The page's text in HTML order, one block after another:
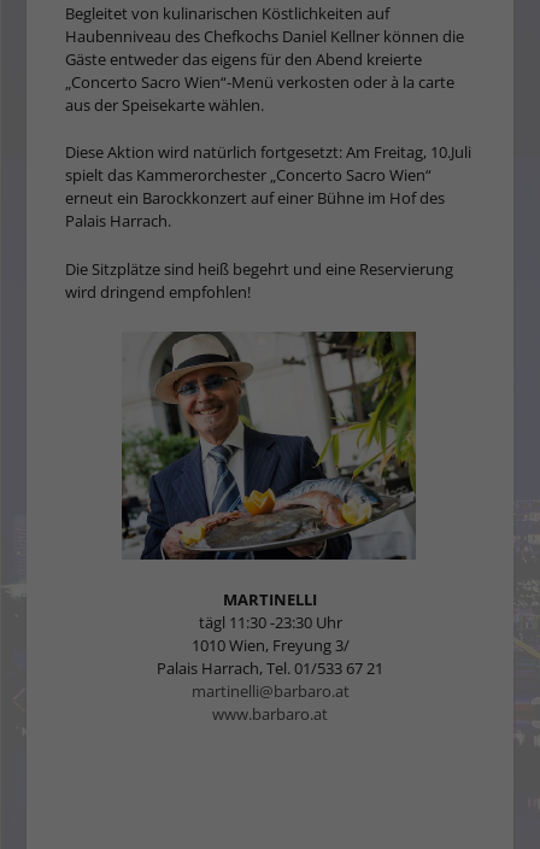
Begleitet von kulinarischen Köstlichkeiten auf
Haubenniveau des Chefkochs Daniel Kellner können die
Gäste entweder das eigens für den Abend kreierte
„Concerto Sacro Wien“-Menü verkosten oder à la carte
aus der Speisekarte wählen.
Diese Aktion wird natürlich fortgesetzt: Am Freitag, 10.Juli
spielt das Kammerorchester „Concerto Sacro Wien“
erneut ein Ba­rockkonzert auf einer Bühne im Hof des
Palais Harrach.
Die Sitzplätze sind heiß begehrt und eine Reservierung
wird dringend empfohlen!
MARTINELLI
tägl 11:30 -23:30 Uhr
1010 Wien, Freyung 3/
Palais Harrach, Tel. 01/533 67 21
martinelli@barbaro.at
www.barbaro.at